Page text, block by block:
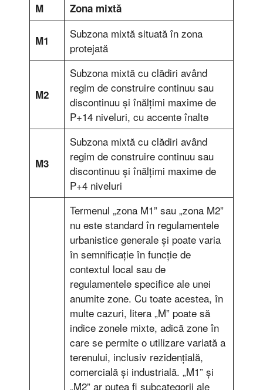
M Zona mixtă
M1
Subzona mixtă situată în zona
protejată
M2
Subzona mixtă cu clădiri având
regim de construire continuu sau
discontinuu şi înălţimi maxime de
P+14 niveluri, cu accente înalte
M3
Subzona mixtă cu clădiri având
regim de construire continuu sau
discontinuu şi înălţimi maxime de
P+4 niveluri
Termenul „zona M1” sau „zona M2”
nu este standard în regulamentele
urbanistice generale și poate varia
în semnificație în funcție de
contextul local sau de
regulamentele specifice ale unei
anumite zone. Cu toate acestea, în
multe cazuri, litera „M” poate să
indice zonele mixte, adică zone în
care se permite o utilizare variată a
terenului, inclusiv rezidențială,
comercială și industrială. „M1” și
„M2” ar putea fi subcategorii ale